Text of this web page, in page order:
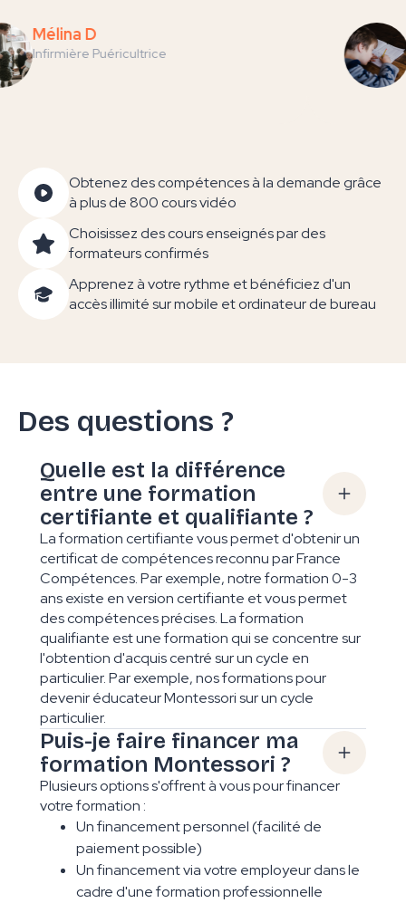
Mélina D
Infirmière Puéricultrice
Obtenez des compétences à la demande grâce
à plus de 800 cours vidéo
Choisissez des cours enseignés par des
formateurs confirmés
Apprenez à votre rythme et bénéficiez d'un
accès illimité sur mobile et ordinateur de bureau
Des questions ?
Quelle est la différence
entre une formation
certifiante et qualifiante ?
La formation certifiante vous permet d'obtenir un
certificat de compétences reconnu par France
Compétences. Par exemple, notre formation 0-3
ans existe en version certifiante et vous permet
des compétences précises. La formation
qualifiante est une formation qui se concentre sur
l'obtention d'acquis centré sur un cycle en
particulier. Par exemple, nos formations pour
devenir éducateur Montessori sur un cycle
particulier.
Puis-je faire financer ma
formation Montessori ?
Plusieurs options s'offrent à vous pour financer
votre formation :
Un financement personnel (facilité de
paiement possible)
Un financement via votre employeur dans le
cadre d'une formation professionnelle